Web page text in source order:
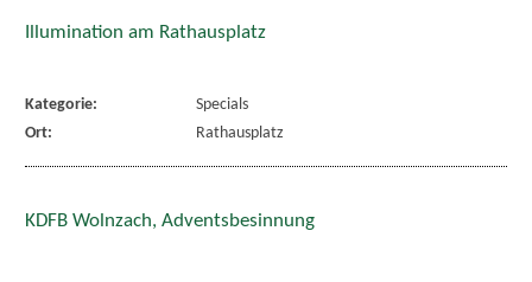
Illumination am Rathausplatz
Kategorie:
Specials
Ort:
Rathausplatz
KDFB Wolnzach, Adventsbesinnung